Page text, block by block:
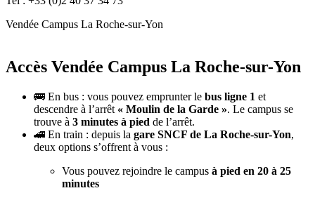
Vendée Campus La Roche-sur-Yon
Accès Vendée Campus La Roche-sur-Yon
🚌 En bus : vous pouvez emprunter le bus ligne 1 et
descendre à l’arrêt « Moulin de la Garde ». Le campus se
trouve à 3 minutes à pied de l’arrêt.
🚄 En train : depuis la gare SNCF de La Roche-sur-Yon,
deux options s’offrent à vous :
Vous pouvez rejoindre le campus à pied en 20 à 25
minutes